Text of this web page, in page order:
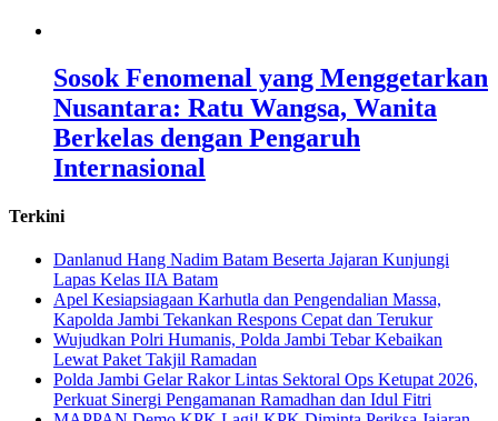
Sosok Fenomenal yang Menggetarkan
Nusantara: Ratu Wangsa, Wanita
Berkelas dengan Pengaruh
Internasional
Terkini
Danlanud Hang Nadim Batam Beserta Jajaran Kunjungi
Lapas Kelas IIA Batam
Apel Kesiapsiagaan Karhutla dan Pengendalian Massa,
Kapolda Jambi Tekankan Respons Cepat dan Terukur
Wujudkan Polri Humanis, Polda Jambi Tebar Kebaikan
Lewat Paket Takjil Ramadan
Polda Jambi Gelar Rakor Lintas Sektoral Ops Ketupat 2026,
Perkuat Sinergi Pengamanan Ramadhan dan Idul Fitri